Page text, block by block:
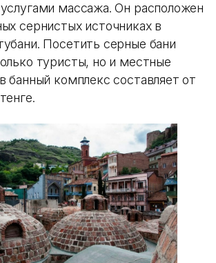
массажа. Он расположен
сернистых источниках в
Посетить серные бани
туристы, но и местные
банный комплекс составляет от